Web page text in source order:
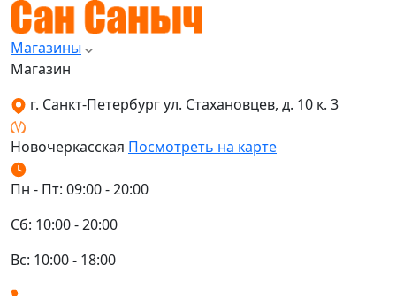
Магазины
Магазин
г. Санкт-Петербург ул. Стахановцев, д. 10 к. 3
Новочеркасская Посмотреть на карте
Пн - Пт: 09:00 - 20:00
Сб: 10:00 - 20:00
Вс: 10:00 - 18:00